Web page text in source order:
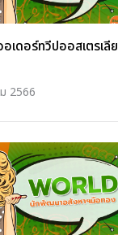
เดอร์ทวีปออสเตรเลีย
2566